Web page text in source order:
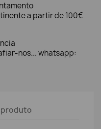
a partir de 100€
nos... whatsapp:
produto